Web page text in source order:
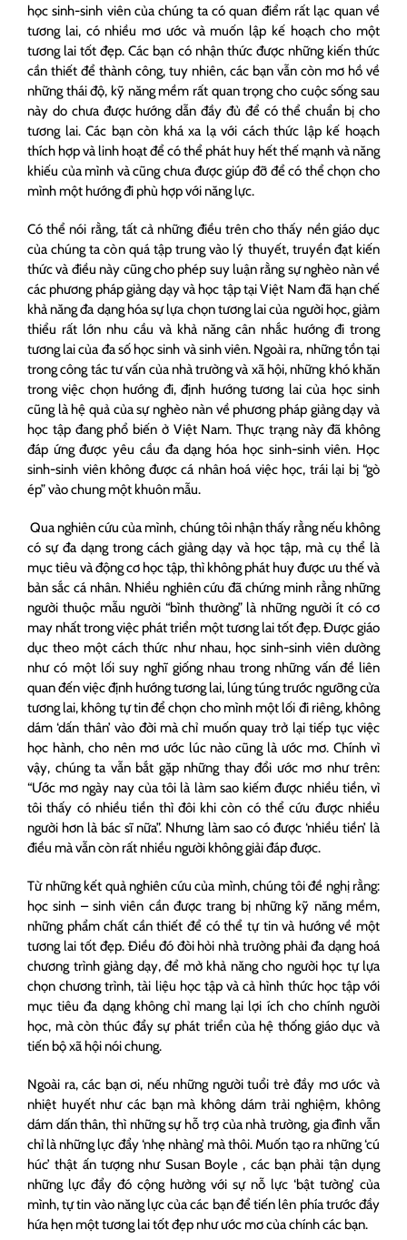
học sinh-sinh viên của chúng ta có quan điểm rất lạc quan về
tương lai, có nhiều mơ ước và muốn lập kế hoạch cho một
tương lai tốt đẹp. Các bạn có nhận thức được những kiến thức
cần thiết để thành công, tuy nhiên, các bạn vẫn còn mơ hồ về
những thái độ, kỹ năng mềm rất quan trọng cho cuộc sống sau
này do chưa được hướng dẫn đầy đủ để có thể chuẩn bị cho
tương lai. Các bạn còn khá xa lạ với cách thức lập kế hoạch
thích hợp và linh hoạt để có thể phát huy hết thế mạnh và năng
khiếu của mình và cũng chưa được giúp đỡ để có thể chọn cho
mình một hướng đi phù hợp với năng lực.
Có thể nói rằng, tất cả những điều trên cho thấy nền giáo dục
của chúng ta còn quá tập trung vào lý thuyết, truyền đạt kiến
thức và điều này cũng cho phép suy luận rằng sự nghèo nàn về
các phương pháp giảng dạy và học tập tại Việt Nam đã hạn chế
khả năng đa dạng hóa sự lựa chọn tương lai của người học, giảm
thiểu rất lớn nhu cầu và khả năng cân nhắc hướng đi trong
tương lai của đa số học sinh và sinh viên. Ngoài ra, những tồn tại
trong công tác tư vấn của nhà trường và xã hội, những khó khăn
trong việc chọn hướng đi, định hướng tương lai của học sinh
cũng là hệ quả của sự nghèo nàn về phương pháp giảng dạy và
học tập đang phổ biến ở Việt Nam. Thực trạng này đã không
đáp ứng được yêu cầu đa dạng hóa học sinh-sinh viên. Học
sinh-sinh viên không được cá nhân hoá việc học, trái lại bị “gò
ép” vào chung một khuôn mẫu.
Qua nghiên cứu của mình, chúng tôi nhận thấy rằng nếu không
có sự đa dạng trong cách giảng dạy và học tập, mà cụ thể là
mục tiêu và động cơ học tập, thì không phát huy được ưu thế và
bản sắc cá nhân. Nhiều nghiên cứu đã chứng minh rằng những
người thuộc mẫu người “bình thường” là những người ít có cơ
may nhất trong việc phát triển một tương lai tốt đẹp. Được giáo
dục theo một cách thức như nhau, học sinh-sinh viên dường
như có một lối suy nghĩ giống nhau trong những vấn đề liên
quan đến việc định hướng tương lai, lúng túng trước ngưỡng cửa
tương lai, không tự tin để chọn cho mình một lối đi riêng, không
dám ‘dấn thân’ vào đời mà chỉ muốn quay trở lại tiếp tục việc
học hành, cho nên mơ ước lúc nào cũng là ước mơ. Chính vì
vậy, chúng ta vẫn bắt gặp những thay đổi ước mơ như trên:
“Ước mơ ngày nay của tôi là làm sao kiếm được nhiều tiền, vì
tôi thấy có nhiều tiền thì đôi khi còn có thể cứu được nhiều
người hơn là bác sĩ nữa”. Nhưng làm sao có được ‘nhiều tiền’ là
điều mà vẫn còn rất nhiều người không giải đáp được.
Từ những kết quả nghiên cứu của mình, chúng tôi đề nghị rằng:
học sinh – sinh viên cần được trang bị những kỹ năng mềm,
những phẩm chất cần thiết để có thể tự tin và hướng về một
tương lai tốt đẹp. Điều đó đòi hỏi nhà trường phải đa dạng hoá
chương trình giảng dạy, để mở khả năng cho người học tự lựa
chọn chương trình, tài liệu học tập và cả hình thức học tập với
mục tiêu đa dạng không chỉ mang lại lợi ích cho chính người
học, mà còn thúc đẩy sự phát triển của hệ thống giáo dục và
tiến bộ xã hội nói chung.
Ngoài ra, các bạn ơi, nếu những người tuổi trẻ đầy mơ ước và
nhiệt huyết như các bạn mà không dám trải nghiệm, không
dám dấn thân, thì những sự hỗ trợ của nhà trường, gia đình vẫn
chỉ là những lực đẩy ‘nhẹ nhàng’ mà thôi. Muốn tạo ra những ‘cú
húc’ thật ấn tượng như Susan Boyle , các bạn phải tận dụng
những lực đẩy đó cộng hưởng với sự nỗ lực ‘bật tường’ của
mình, tự tin vào năng lực của các bạn để tiến lên phía trước đầy
hứa hẹn một tương lai tốt đẹp như ước mơ của chính các bạn.